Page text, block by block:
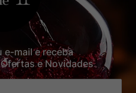
e-mail e receba
e Novidades